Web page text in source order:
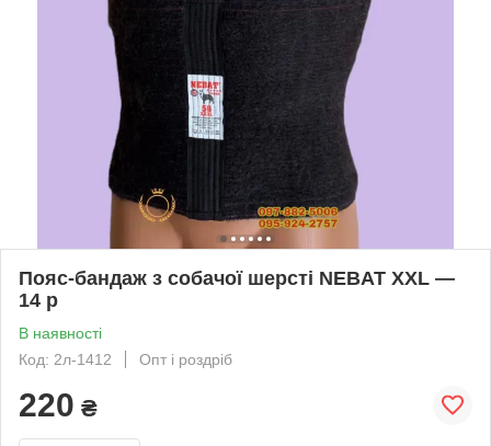
Пояс-бандаж з собачої шерсті NEBAT ХXL ―
14 р
В наявності
Код: 2л-1412
Опт і роздріб
220 ₴